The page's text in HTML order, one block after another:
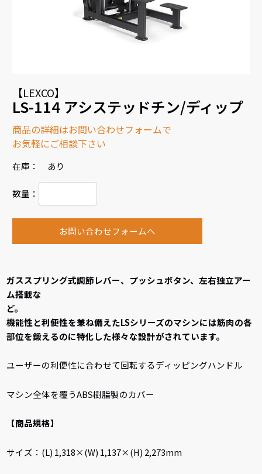
【LEXCO】
LS-114 アシステッドチン/ディップ
商品の詳細はお問い合わせフォームで
お気軽にご相談下さい
在庫： あり
数量：
お問い合わせフォームへ
ガススプリング式調節レバー、プッシュボタン、左右独立アー
ム搭載な
ど
機能性と利便性を兼ね備えたLSシリーズのマシンには筋肉の各
部位を鍛えるのに特化した様々な設計がされています。
ユーザーの利便性に合わせて回転するディッピングハンドル
マシン全体を覆うABS樹脂製のカバー
【商品規格】
サイズ：(L) 1,318×(W) 1,137×(H) 2,273mm